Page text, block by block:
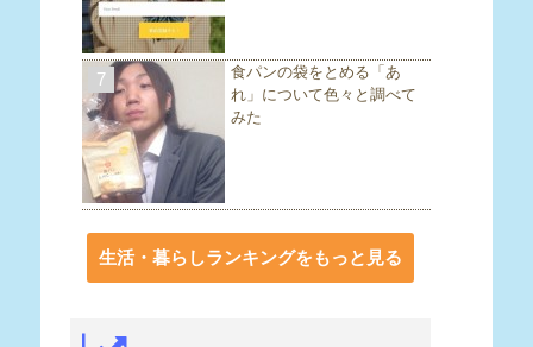
7
食パンの袋をとめる「あ
れ」について色々と調べて
みた
生活・暮らしランキングをもっと見る